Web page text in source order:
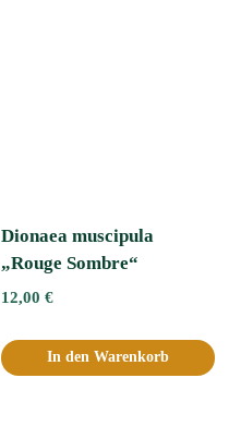
Dionaea muscipula
„Rouge Sombre“
12,00 €
In den Warenkorb